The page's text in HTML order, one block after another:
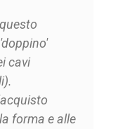
cavi
forma e alle